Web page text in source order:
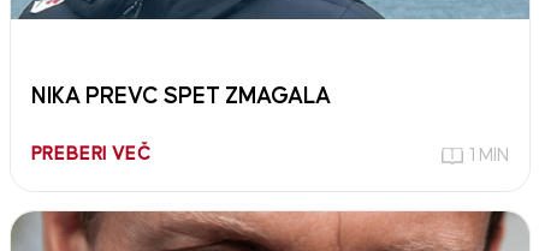
NIKA PREVC SPET ZMAGALA
PREBERI VEČ 1 MIN